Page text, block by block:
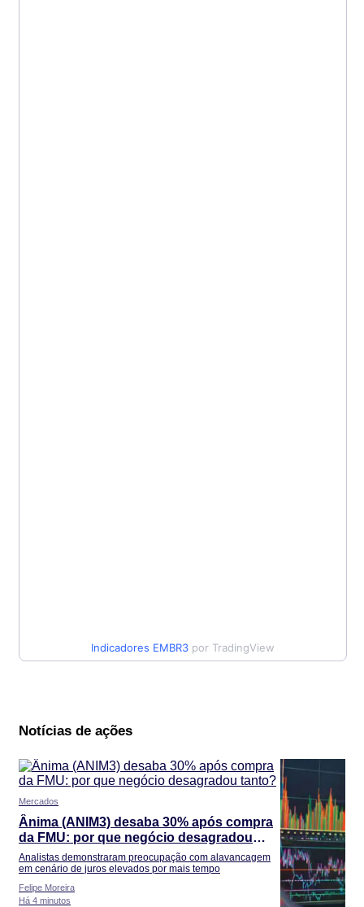
Indicadores EMBR3 por TradingView
Notícias de ações
Mercados
Ânima (ANIM3) desaba 30% após compra
da FMU: por que negócio desagradou
tanto?
Analistas demonstraram preocupação com alavancagem
em cenário de juros elevados por mais tempo
Felipe Moreira
Há 4 minutos